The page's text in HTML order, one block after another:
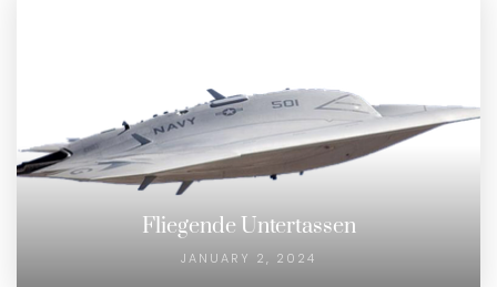
Fliegende Untertassen
JANUARY 2, 2024